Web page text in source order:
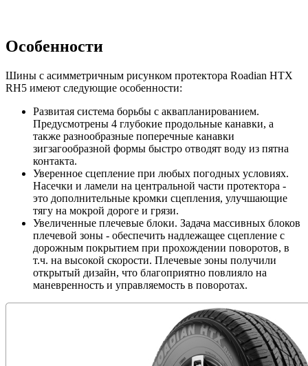
Особенности
Шины с асимметричным рисунком протектора Roadian HTX
RH5 имеют следующие особенности:
Развитая система борьбы с аквапланированием.
Предусмотрены 4 глубокие продольные канавки, а
также разнообразные поперечные канавки
зигзагообразной формы быстро отводят воду из пятна
контакта.
Уверенное сцепление при любых погодных условиях.
Насечки и ламели на центральной части протектора -
это дополнительные кромки сцепления, улучшающие
тягу на мокрой дороге и грязи.
Увеличенные плечевые блоки. Задача массивных блоков
плечевой зоны - обеспечить надлежащее сцепление с
дорожным покрытием при прохождении поворотов, в
т.ч. на высокой скорости. Плечевые зоны получили
открытый дизайн, что благоприятно повлияло на
маневренность и управляемость в поворотах.